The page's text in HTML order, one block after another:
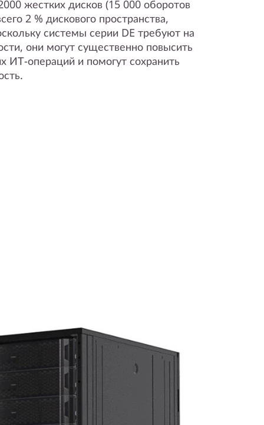
жестких дисков (15 000 оборотов
2 % дискового пространства,
системы серии DE требуют на
они могут существенно повысить
операций и помогут сохранить